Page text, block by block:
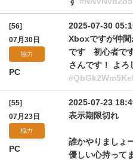
[56]
07月30日
協力
PC
2025-07-30
Xboxですが仲
です 初心者で
さんです！ よろ
[55]
07月23日
協力
PC
2025-07-23
表示期限切れ
誰かやりましょ
優しい心持って